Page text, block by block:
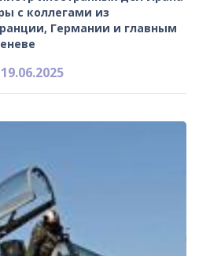
с коллегами из
Германии и главным
19.06.2025